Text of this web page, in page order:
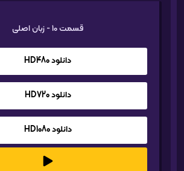
قسمت 10 - زبان اصلی
دانلود HD480
دانلود HD720
دانلود HD1080